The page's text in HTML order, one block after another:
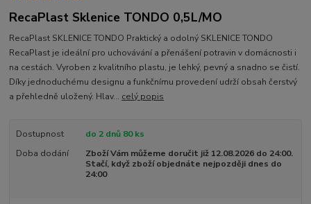
RecaPlast Sklenice TONDO 0,5L/MO
RecaPlast SKLENICE TONDO Praktický a odolný SKLENICE TONDO
RecaPlast je ideální pro uchovávání a přenášení potravin v domácnosti i
na cestách. Vyroben z kvalitního plastu, je lehký, pevný a snadno se čistí.
Díky jednoduchému designu a funkčnímu provedení udrží obsah čerstvý
a přehledně uložený. Hlav... celý popis
Dostupnost
do 2 dnů 80 ks
Doba dodání
Zboží Vám můžeme doručit již 12.08.2026 do 24:00.
Stačí, když zboží objednáte nejpozději dnes do
24:00